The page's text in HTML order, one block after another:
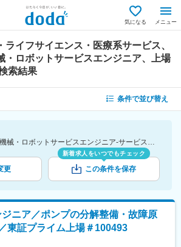
気になる メニュー
ライフサイエンス・医療系サービス、
・ロボットサービスエンジニア、上場
索結果
条件で並び替え
[職種]工作機械・産業機械・ロボットサービスエンジニア-サービスエンジニア・サポートエンジニア [業種]医薬品・医療機器・ライフサイエンス・医療系サービス [詳細条件](会社・職場の環境)上場企業
更
新着求人をいつでもチェック
この条件を保存
ジニア／ポンプの分解整備・故障原
東証プライム上場＃100493